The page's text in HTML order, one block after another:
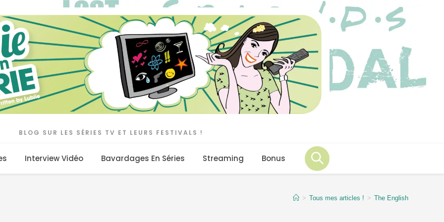
BLOG SUR LES SÉRIES TV ET LEURS FESTIVALS !
Interview Vidéo Bavardages En Séries Streaming Bonus
> Tous mes articles ! > The English